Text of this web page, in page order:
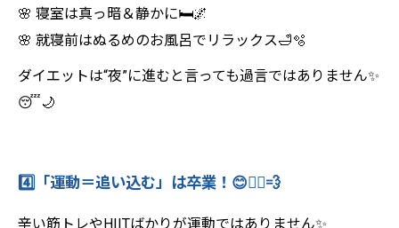
🌸 寝室は真っ暗＆静かに🛏️🌌
🌸 就寝前はぬるめのお風呂でリラックス🛁🫧
ダイエットは“夜”に進むと言っても過言ではありません✨
😴🌙
4️⃣「運動＝追い込む」は卒業！😊🏃‍♀️💨
辛い筋トレやHIITばかりが運動ではありません✨